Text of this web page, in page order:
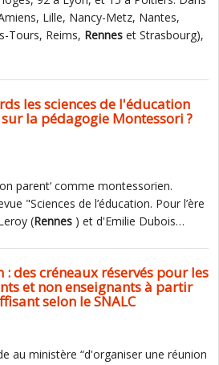
Lille, Nancy-Metz, Nantes,
Tours, Reims, Rennes et Strasbourg),
les sciences de l'éducation
la pédagogie Montessori ?
parent‘ comme montessorien.
"Sciences de l’éducation. Pour l’ère
(Rennes ) et d'Emilie Dubois…
: des créneaux réservés pour les
et non enseignants à partir
selon le SNALC
au ministère “d'organiser une réunion